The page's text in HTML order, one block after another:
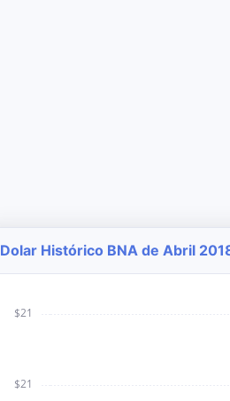
Dolar Histórico BNA de Abril